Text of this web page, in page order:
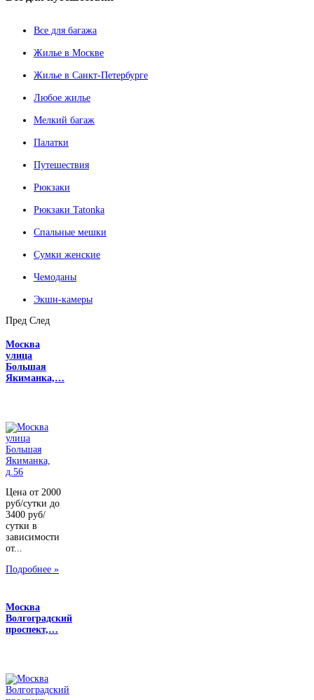
Все для багажа
Жилье в Москве
Жилье в Санкт-Петербурге
Любое жилье
Мелкий багаж
Палатки
Путешествия
Рюкзаки
Рюкзаки Tatonka
Спальные мешки
Сумки женские
Чемоданы
Экшн-камеры
Пред След
Москва
улица
Большая
Якиманка,…
Цена от 2000
руб/сутки до
3400 руб/
сутки в
зависимости
от...
Подробнее »
Москва
Волгоградский
проспект,…